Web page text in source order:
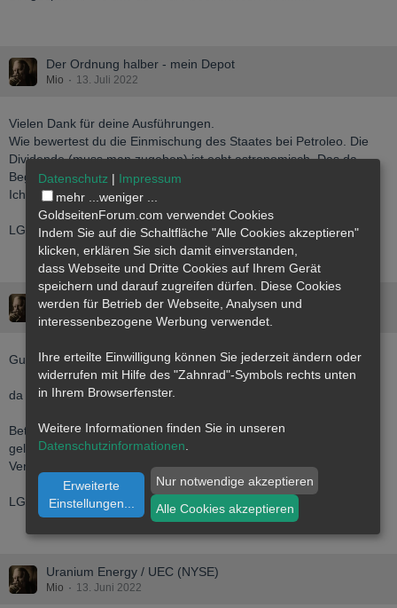
Der Ordnung halber - mein Depot
Mio 13. Juli 2022
Vielen Dank für deine Ausführungen.
Wie bewertest du die Einmischung des Staates bei Petroleo. Die
Dividende (muss man zugeben) ist echt astronomisch. Das da
Begehrlichkeiten aufkommen ist nachvollziehbar.
Ich habe da etwas voreilig die Hälfte verkauft......
LG Mio
Der Ordnung halber - mein Depot
Mio 12. Juli 2022
Guten Morgen@valueman ,
da würden mich mal dein(e) Favorit(en) interessieren.
Betreffend Kolumbien - hätte ich gerne etwas anderes von dir
gelesen. Gerade bei Max Resources kann ich mich zu keinem
Verkauf durchringen..... We will see.....
LG Mio
Uranium Energy / UEC (NYSE)
Mio 13. Juni 2022
Datenschutz | Impressum
mehr ... weniger ...
GoldseitenForum.com verwendet Cookies
Indem Sie auf die Schaltfläche "Alle Cookies akzeptieren"
klicken, erklären Sie sich damit einverstanden,
dass Webseite und Dritte Cookies auf Ihrem Gerät
speichern und darauf zugreifen dürfen. Diese Cookies
werden für Betrieb der Webseite, Analysen und
interessenbezogene Werbung verwendet.
Ihre erteilte Einwilligung können Sie jederzeit ändern oder
widerrufen mit Hilfe des "Zahnrad"-Symbols rechts unten
in Ihrem Browserfenster.
Weitere Informationen finden Sie in unseren
Datenschutzinformationen
Erweiterte
Einstellungen...
Nur notwendige akzeptieren
Alle Cookies akzeptieren